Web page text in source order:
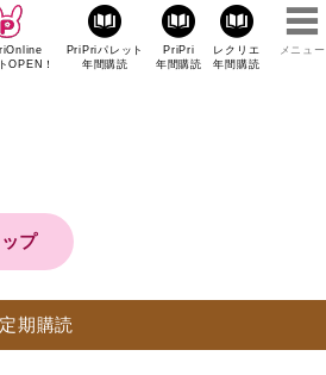
OPEN！
PriPriパレット
年間購読
PriPri
年間購読
レクリエ
年間購読
メニュー
プ
定期購読